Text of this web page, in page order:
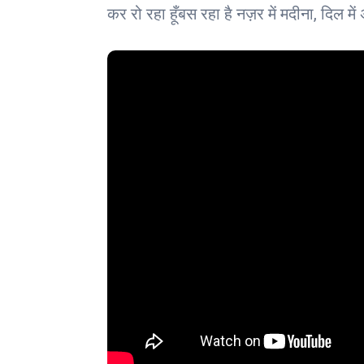
कर रो रहा हूँबस रहा है नज़र में मदीना, दिल में